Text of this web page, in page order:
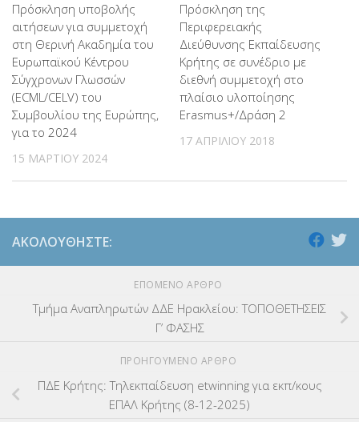
Πρόσκληση υποβολής
αιτήσεων για συμμετοχή
στη Θερινή Ακαδημία του
Ευρωπαϊκού Κέντρου
Σύγχρονων Γλωσσών
(ECML/CELV) του
Συμβουλίου της Ευρώπης,
για το 2024
15 ΜΑΡΤΊΟΥ 2024
Πρόσκληση της
Περιφερειακής
Διεύθυνσης Εκπαίδευσης
Κρήτης σε συνέδριο με
διεθνή συμμετοχή στο
πλαίσιο υλοποίησης
Erasmus+/Δράση 2
17 ΑΠΡΙΛΊΟΥ 2018
ΑΚΟΛΟΥΘΉΣΤΕ:
ΕΠΌΜΕΝΟ ΆΡΘΡΟ
Τμήμα Αναπληρωτών ΔΔΕ Ηρακλείου: ΤΟΠΟΘΕΤΗΣΕΙΣ
Γ’ ΦΑΣΗΣ
ΠΡΟΗΓΟΎΜΕΝΟ ΆΡΘΡΟ
ΠΔΕ Κρήτης: Τηλεκπαίδευση etwinning για εκπ/κους
ΕΠΑΛ Κρήτης (8-12-2025)